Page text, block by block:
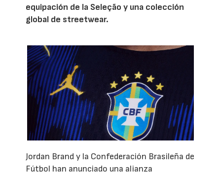
equipación de la Seleção y una colección
global de streetwear.
Jordan Brand y la Confederación Brasileña de
Fútbol han anunciado una alianza